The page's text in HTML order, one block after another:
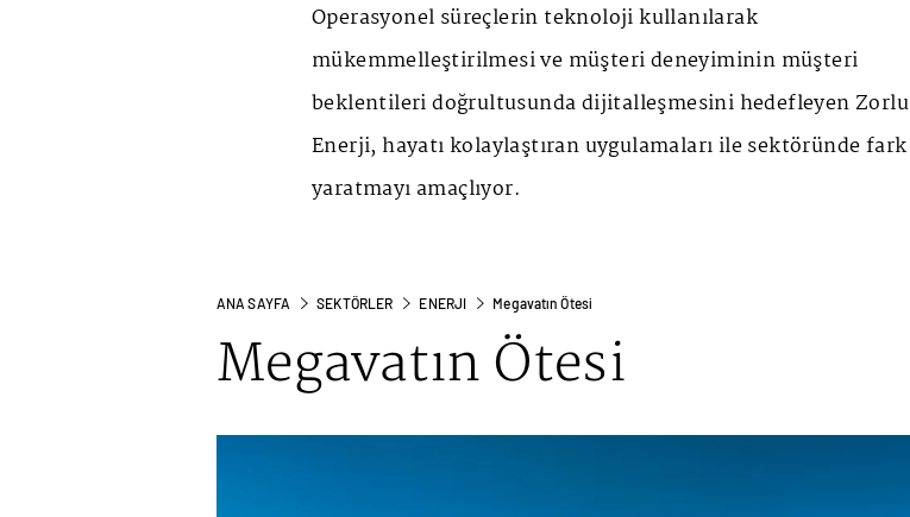
Operasyonel süreçlerin teknoloji kullanılarak
mükemmelleştirilmesi ve müşteri deneyiminin müşteri
beklentileri doğrultusunda dijitalleşmesini hedefleyen Zorlu
Enerji, hayatı kolaylaştıran uygulamaları ile sektöründe fark
yaratmayı amaçlıyor.
ANA SAYFA SEKTÖRLER ENERJI Megavatın Ötesi
Megavatın Ötesi